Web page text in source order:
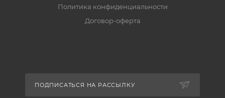
Политика конфиденциальности
Договор-оферта
ПОДПИСАТЬСЯ НА РАССЫЛКУ